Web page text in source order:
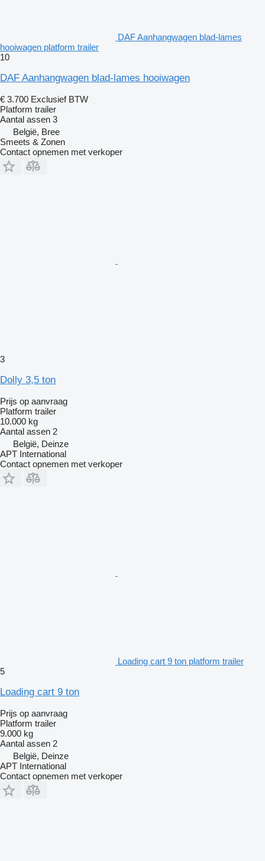
DAF Aanhangwagen blad-lames
hooiwagen platform trailer
10
DAF Aanhangwagen blad-lames hooiwagen
€ 3.700 Exclusief BTW
Platform trailer
Aantal assen 3
België, Bree
Smeets & Zonen
Contact opnemen met verkoper
3
Dolly 3,5 ton
Prijs op aanvraag
Platform trailer
10.000 kg
Aantal assen 2
België, Deinze
APT International
Contact opnemen met verkoper
Loading cart 9 ton platform trailer
5
Loading cart 9 ton
Prijs op aanvraag
Platform trailer
9.000 kg
Aantal assen 2
België, Deinze
APT International
Contact opnemen met verkoper